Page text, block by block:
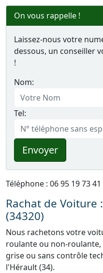
On vous rappelle !
Laissez-nous votre
dessous, un conseiller
!
Nom:
Tel:
Envoyer
Téléphone : 06 95 19 73 41
Rachat de Voiture
(34320)
Nous rachetons votre
roulante ou non-roulante,
grise ou sans contrôle
l'Hérault (34).